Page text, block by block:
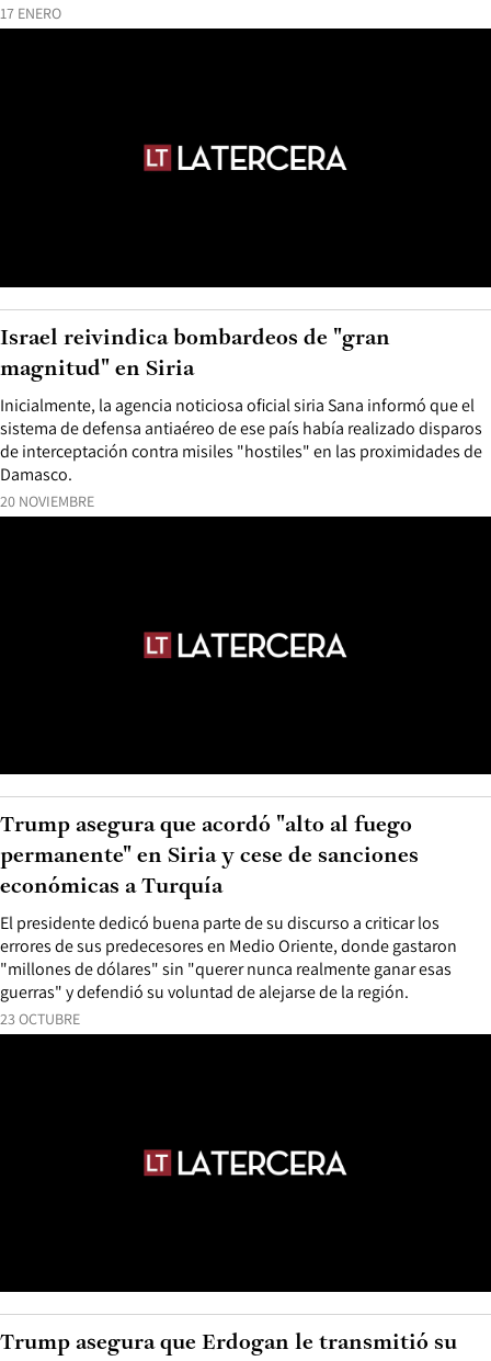
17 ENERO
20 NOVIEMBRE
Inicialmente, la agencia noticiosa oficial siria Sana informó que el
sistema de defensa antiaéreo de ese país había realizado disparos
de interceptación contra misiles "hostiles" en las proximidades de
Damasco.
Israel reivindica bombardeos de "gran
magnitud" en Siria
23 OCTUBRE
El presidente dedicó buena parte de su discurso a criticar los
errores de sus predecesores en Medio Oriente, donde gastaron
"millones de dólares" sin "querer nunca realmente ganar esas
guerras" y defendió su voluntad de alejarse de la región.
Trump asegura que acordó "alto al fuego
permanente" en Siria y cese de sanciones
económicas a Turquía
Trump asegura que Erdogan le transmitió su